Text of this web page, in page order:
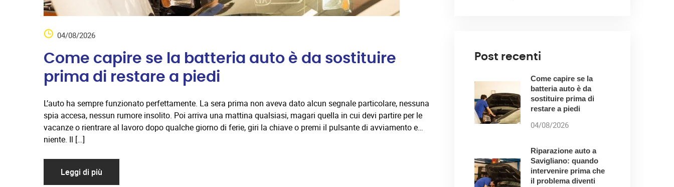
04/08/2026
Come capire se la batteria auto è da sostituire
prima di restare a piedi
L’auto ha sempre funzionato perfettamente. La sera prima non aveva dato alcun segnale particolare, nessuna
spia accesa, nessun rumore insolito. Poi arriva una mattina qualsiasi, magari quella in cui devi partire per le
vacanze o rientrare al lavoro dopo qualche giorno di ferie, giri la chiave o premi il pulsante di avviamento e…
niente. Il […]
Leggi di più
Post recenti
Come capire se la
batteria auto è da
sostituire prima di
restare a piedi
04/08/2026
Riparazione auto a
Savigliano: quando
intervenire prima che
il problema diventi